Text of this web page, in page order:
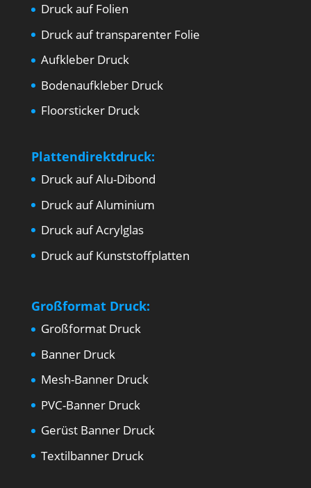
Druck auf Folien
Druck auf transparenter Folie
Aufkleber Druck
Bodenaufkleber Druck
Floorsticker Druck
Plattendirektdruck:
Druck auf Alu-Dibond
Druck auf Aluminium
Druck auf Acrylglas
Druck auf Kunststoffplatten
Großformat Druck:
Großformat Druck
Banner Druck
Mesh-Banner Druck
PVC-Banner Druck
Gerüst Banner Druck
Textilbanner Druck